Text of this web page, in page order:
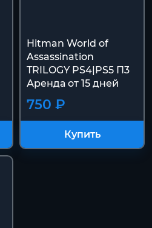
Hitman World of
Assassination
TRILOGY PS4|PS5 П3
Аренда от 15 дней
750 ₽
Купить